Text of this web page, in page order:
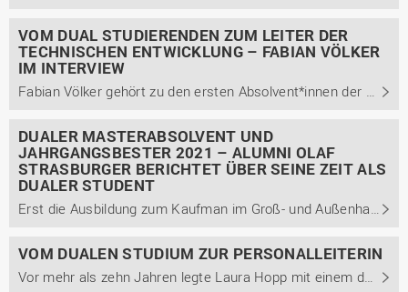
VOM DUAL STUDIERENDEN ZUM LEITER DER
TECHNISCHEN ENTWICKLUNG – FABIAN VÖLKER
IM INTERVIEW
Fabian Völker gehört zu den ersten Absolvent*innen der Studienrichtung Technische Informatik des dualen Studiengangs Engineering technischer Systeme (EtS) am Campus Lingen. Im Interview berichtet er u.a., warum er unbedingt ein duales Studium absolvieren wollte und wie ihm die ...
DUALER MASTERABSOLVENT UND
JAHRGANGSBESTER 2021 – ALUMNI OLAF
STRASBURGER BERICHTET ÜBER SEINE ZEIT ALS
DUALER STUDENT
Erst die Ausbildung zum Kaufman im Groß- und Außenhandel, dann der Bachelor- in BWL und nun der Masterabschluss in Führung und Organisation. Olaf Strasburger ist 28 Jahre und studierte von 2018 bis 2021 bei uns am Institut für Duale Studiengänge.
VOM DUALEN STUDIUM ZUR PERSONALLEITERIN
Vor mehr als zehn Jahren legte Laura Hopp mit einem dualen Bachelorstudium der Betriebswirtschaft bei uns am Campus Lingen den Grundstein für ihre berufliche Laufbahn. Inzwischen leitet sie die Personalabteilung der Bohnenkamp AG, bei der sie 2009 in ihr duales Studium startete. Im Interview teilt ...